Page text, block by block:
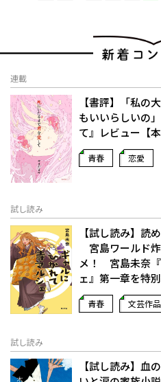
連載
【書評】「私の
もいいらしいの」
て』レビュー【
青春 恋愛
試し読み
【試し読み】読
宮島ワールド
メ！ 宮島未奈『
ェ』第一章を特
青春 文芸作品
試し読み
【試し読み】血